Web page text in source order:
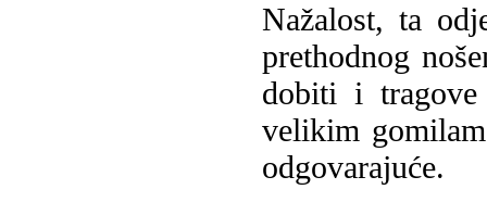
Nažalost, ta
prethodnog
dobiti i tragove
velikim
odgovarajuće.